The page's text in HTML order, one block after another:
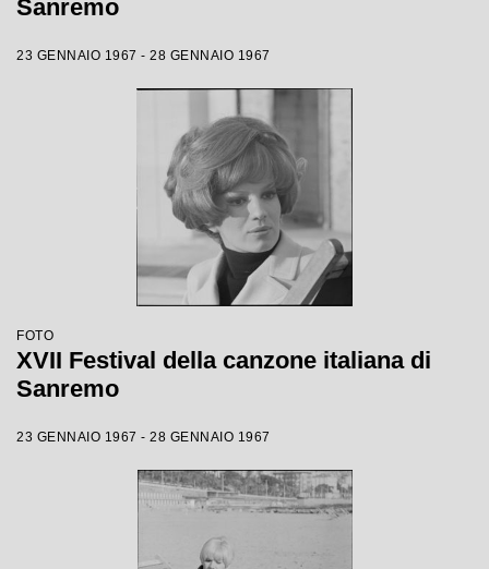
Sanremo
23 GENNAIO 1967 - 28 GENNAIO 1967
FOTO
XVII Festival della canzone italiana di
Sanremo
23 GENNAIO 1967 - 28 GENNAIO 1967